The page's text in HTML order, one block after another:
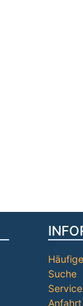
Suche
Service
Anfahrt